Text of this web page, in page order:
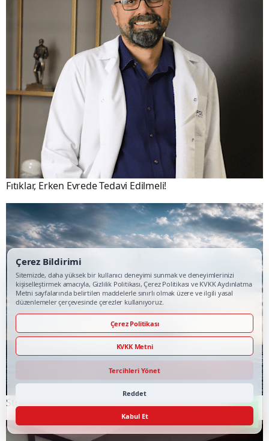
Fıtıklar, Erken Evrede Tedavi Edilmeli!
Stresi Değil, Stresle Kurduğunuz İlişkiyi Değiştirin
Çerez Bildirimi
Sitemizde, daha yüksek bir kullanıcı deneyimi sunmak ve deneyimlerinizi
kişiselleştirmek amacıyla, Gizlilik Politikası, Çerez Politikası ve KVKK Aydınlatma
Metni sayfalarında belirtilen maddelerle sınırlı olmak üzere ve ilgili yasal
düzenlemeler çerçevesinde çerezler kullanıyoruz.
Çerez Politikası
KVKK Metni
Tercihleri Yönet
Reddet
Kabul Et